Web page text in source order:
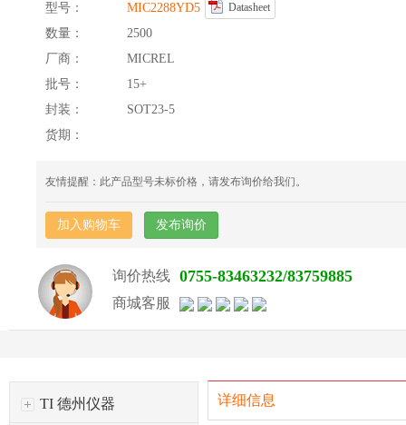
型号： MIC2288YD5 Datasheet
数量：
2500
厂商：
MICREL
批号：
15+
封装：
SOT23-5
货期：
友情提醒：此产品型号未标价格，请发布询价给我们。
加入购物车 发布询价
询价热线 0755-83463232/83759885
商城客服
TI 德州仪器 详细信息